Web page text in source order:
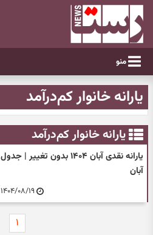
منو
یارانه خانوار کم‌درآمد
یارانه خانوار کم‌درآمد
آبان
۱۴۰۴/۰۸/۱۹ ۰۹:۲۴
۱